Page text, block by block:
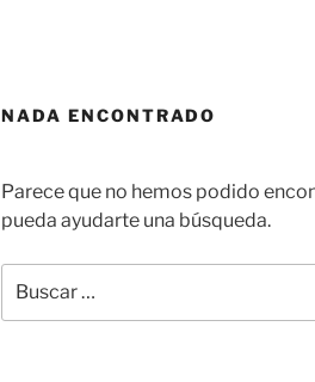
NADA ENCONTRADO
Parece que no hemos podido
pueda ayudarte una búsqueda.
por: